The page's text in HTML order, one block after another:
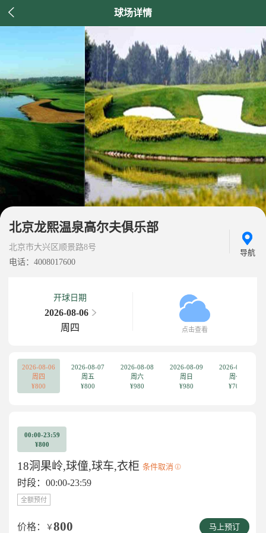
 球场详情
北京龙熙温泉高尔夫俱乐部
北京市大兴区顺景路8号
电话：4008017600
导航
开球日期
2026-08-06
周四
点击查看
2026-08-06
周四
¥800
2026-08-07
周五
¥800
2026-08-08
周六
¥980
2026-08-09
周日
¥980
2026-08-10
周一
¥700
00:00-23:59
¥800
18洞果岭,球僮,球车,衣柜 条件取消
时段：00:00-23:59
全额预付
价格： ￥800 马上预订